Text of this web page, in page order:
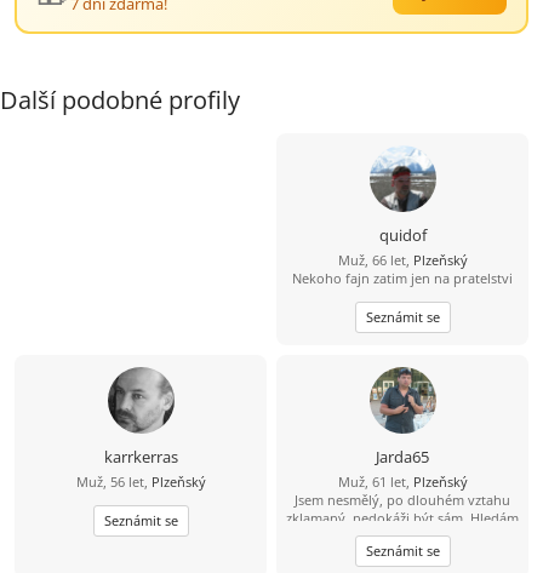
Další podobné profily
quidof
Muž, 66 let, Plzeňský
Nekoho fajn zatim jen na pratelstvi
Seznámit se
karrkerras
Muž, 56 let, Plzeňský
Seznámit se
Jarda65
Muž, 61 let, Plzeňský
Jsem nesmělý, po dlouhém vztahu
zklamaný, nedokáži být sám. Hledám
někoho do týmu na život.
Seznámit se